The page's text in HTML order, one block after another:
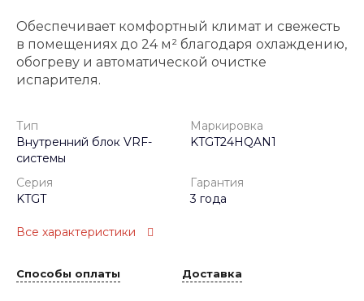
Обеспечивает комфортный климат и свежесть
в помещениях до 24 м² благодаря охлаждению,
обогреву и автоматической очистке
испарителя.
Тип
Внутренний блок VRF-
системы
Маркировка
KTGT24HQAN1
Серия
KTGT
Гарантия
3 года
Все характеристики
Способы оплаты Доставка